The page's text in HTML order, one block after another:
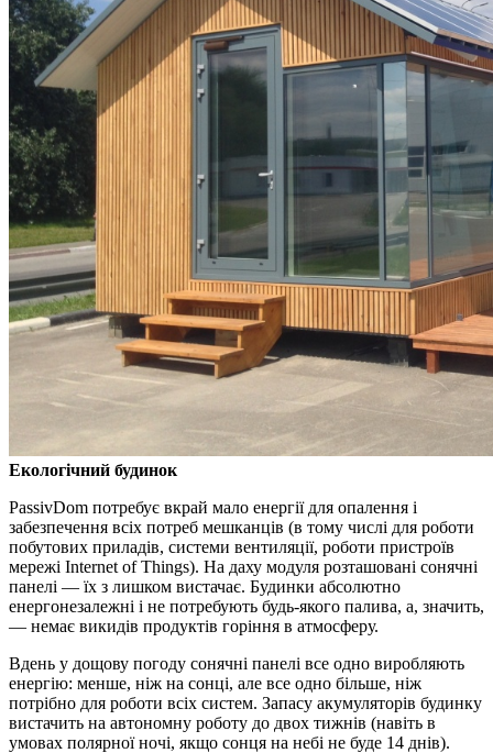
Екологічний будинок
PassivDom потребує вкрай мало енергії для опалення і
забезпечення всіх потреб мешканців (в тому числі для роботи
побутових приладів, системи вентиляції, роботи пристроїв
мережі Internet of Things). На даху модуля розташовані сонячні
панелі — їх з лишком вистачає. Будинки абсолютно
енергонезалежні і не потребують будь-якого палива, а, значить,
— немає викидів продуктів горіння в атмосферу.
Вдень у дощову погоду сонячні панелі все одно виробляють
енергію: менше, ніж на сонці, але все одно більше, ніж
потрібно для роботи всіх систем. Запасу акумуляторів будинку
вистачить на автономну роботу до двох тижнів (навіть в
умовах полярної ночі, якщо сонця на небі не буде 14 днів).